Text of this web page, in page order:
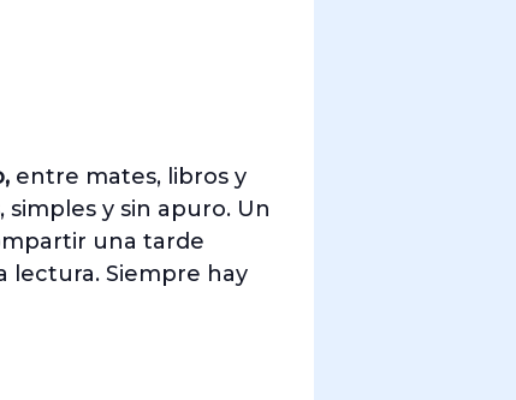
entre mates, libros y
y sin apuro. Un
una tarde
lectura. Siempre hay